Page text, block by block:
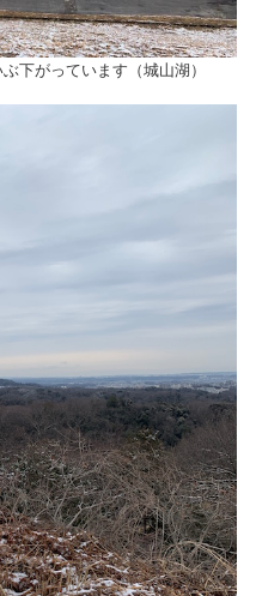
下がっています（城山湖）